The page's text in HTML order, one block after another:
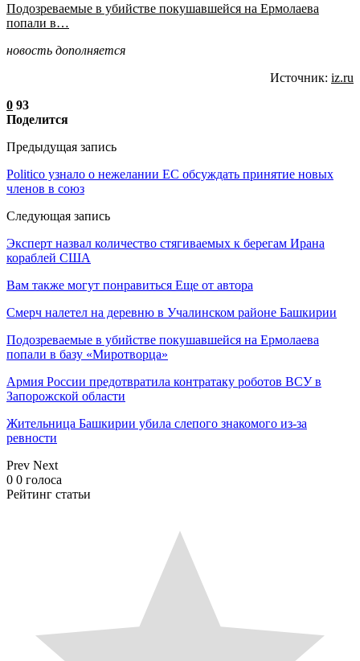
Подозреваемые в убийстве покушавшейся на Ермолаева
попали в…
новость дополняется
Источник: iz.ru
0 93
Поделится
Предыдущая запись
Politico узнало о нежелании ЕС обсуждать принятие новых
членов в союз
Следующая запись
Эксперт назвал количество стягиваемых к берегам Ирана
кораблей США
Вам также могут понравиться Еще от автора
Смерч налетел на деревню в Учалинском районе Башкирии
Подозреваемые в убийстве покушавшейся на Ермолаева
попали в базу «Миротворца»
Армия России предотвратила контратаку роботов ВСУ в
Запорожской области
Жительница Башкирии убила слепого знакомого из-за
ревности
Prev Next
0 0 голоса
Рейтинг статьи